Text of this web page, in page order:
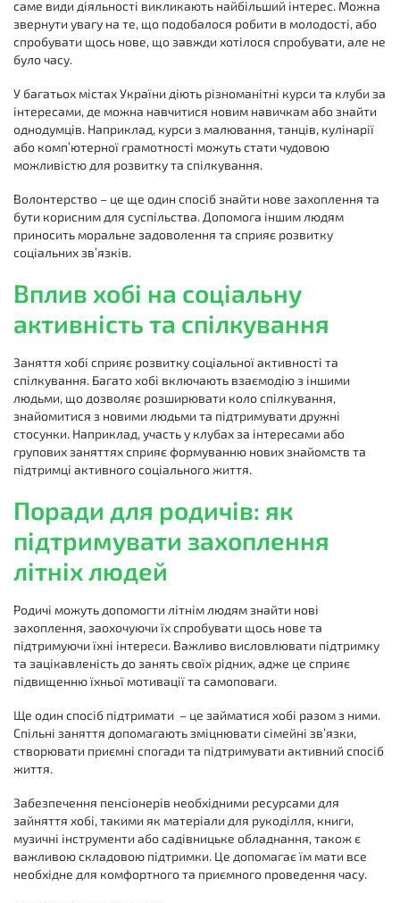
саме види діяльності викликають найбільший інтерес. Можна
звернути увагу на те, що подобалося робити в молодості, або
спробувати щось нове, що завжди хотілося спробувати, але не
було часу.
У багатьох містах України діють різноманітні курси та клуби за
інтересами, де можна навчитися новим навичкам або знайти
однодумців. Наприклад, курси з малювання, танців, кулінарії
або комп’ютерної грамотності можуть стати чудовою
можливістю для розвитку та спілкування.
Волонтерство – це ще один спосіб знайти нове захоплення та
бути корисним для суспільства. Допомога іншим людям
приносить моральне задоволення та сприяє розвитку
соціальних зв’язків.
Вплив хобі на соціальну
активність та спілкування
Заняття хобі сприяє розвитку соціальної активності та
спілкування. Багато хобі включають взаємодію з іншими
людьми, що дозволяє розширювати коло спілкування,
знайомитися з новими людьми та підтримувати дружні
стосунки. Наприклад, участь у клубах за інтересами або
групових заняттях сприяє формуванню нових знайомств та
підтримці активного соціального життя.
Поради для родичів: як
підтримувати захоплення
літніх людей
Родичі можуть допомогти літнім людям знайти нові
захоплення, заохочуючи їх спробувати щось нове та
підтримуючи їхні інтереси. Важливо висловлювати підтримку
та зацікавленість до занять своїх рідних, адже це сприяє
підвищенню їхньої мотивації та самоповаги.
Ще один спосіб підтримати – це займатися хобі разом з ними.
Спільні заняття допомагають зміцнювати сімейні зв’язки,
створювати приємні спогади та підтримувати активний спосіб
життя.
Забезпечення пенсіонерів необхідними ресурсами для
зайняття хобі, такими як матеріали для рукоділля, книги,
музичні інструменти або садівницьке обладнання, також є
важливою складовою підтримки. Це допомагає їм мати все
необхідне для комфортного та приємного проведення часу.